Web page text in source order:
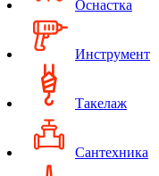
Оснастка
Инструмент
Такелаж
Сантехника